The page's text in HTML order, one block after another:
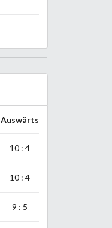
Auswärts
10 : 4
10 : 4
9 : 5